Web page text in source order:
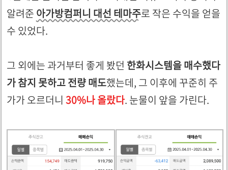
알려준 아가방컴퍼니 대선 테마주로 작은 수익을 얻을
수 있었다.
그 외에는 과거부터 좋게 봤던 한화시스템을 매수했다
가 참지 못하고 전량 매도했는데, 그 이후에 꾸준히 주
가가 오르더니 30%나 올랐다. 눈물이 앞을 가린다.